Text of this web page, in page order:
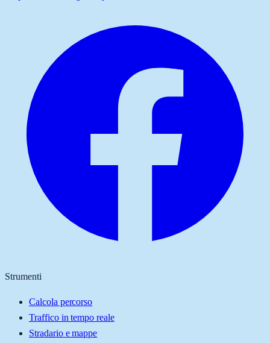
Strumenti
Calcola percorso
Traffico in tempo reale
Stradario e mappe